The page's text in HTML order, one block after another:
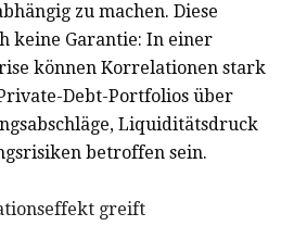
zu machen. Diese
keine Garantie: In einer
können Korrelationen stark
Debt-Portfolios über
Liquiditätsdruck
betroffen sein.
greift